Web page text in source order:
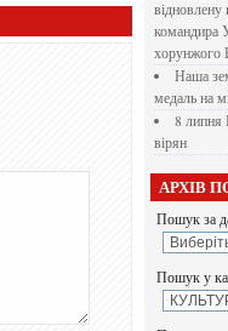
відновлену
командира
хорунжого
Наша
медаль на
8 липня
вірян
АРХІВ
Пошук за
Пошук у